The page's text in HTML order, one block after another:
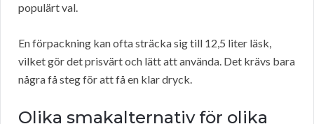
populärt val.
En förpackning kan ofta sträcka sig till 12,5 liter läsk,
vilket gör det prisvärt och lätt att använda. Det krävs bara
några få steg för att få en klar dryck.
Olika smakalternativ för olika